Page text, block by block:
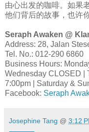
由心出发的咖啡。如果
他们背后的故事，也许
Seraph Awaken @
Address: 28, Jalan
Tel. No.: 012-290 6860
Business Hours:
Wednesday CLOSED |
7:00pm | Saturday &
Facebook: Seraph
Josephine Tang @ 3:12